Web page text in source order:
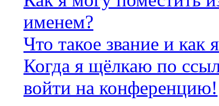
именем?
Что такое звание и как
Когда я щёлкаю по
войти на конференцию!